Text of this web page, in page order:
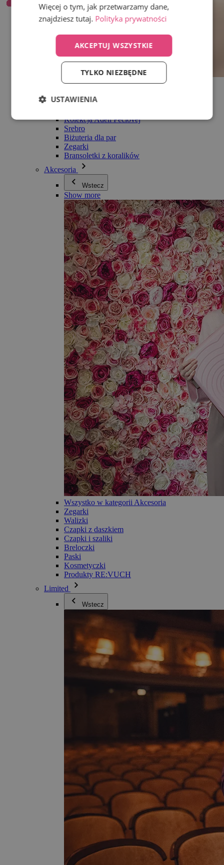
Wszystko w kategorii Biżuteria
Bransoletki
Kolekcja Adéli Pečlovej
Srebro
Biżuteria dla par
Zegarki
Bransoletki z koralików
Akcesoria
Wstecz
Show more
Wszystko w kategorii Akcesoria
Zegarki
Walizki
Czapki z daszkiem
Czapki i szaliki
Breloczki
Paski
Kosmetyczki
Produkty RE:VUCH
Limited
Wstecz
Więcej o tym, jak przetwarzamy dane,
znajdziesz tutaj. Polityka prywatności
AKCEPTUJ WSZYSTKIE
TYLKO NIEZBĘDNE
USTAWIENIA